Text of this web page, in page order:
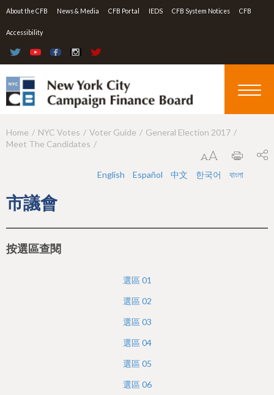
Jump to navigation
About the CFB News & Media CFB Portal IEDS CFB System Notices CFB
Accessibility
Y
a
h
Home NYC Votes Voter Guide
General Election 2017
Meet The Candidates
English Español 中文 한국어 বাংলা
市議會
按選區查閱
選區01
選區02
選區03
選區04
選區05
選區06